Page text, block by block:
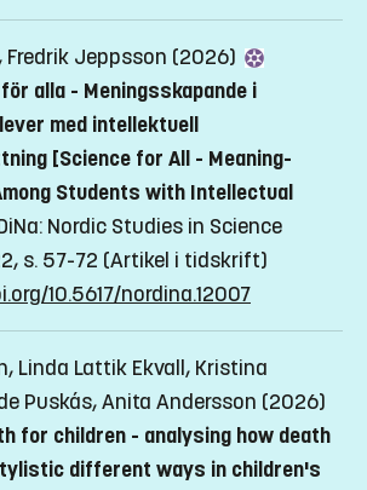
Fredrik Jeppsson (2026)
alla - Meningsskapande i
med intellektuell
[Science for All - Meaning-
Students with Intellectual
Nordic Studies in Science
s. 57-72 (Artikel i tidskrift)
10.5617/nordina.12007
Linda Lattik Ekvall, Kristina
Puskás, Anita Andersson (2026)
for children - analysing how death
different ways in children's